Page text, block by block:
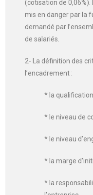
(cotisation de
mis en danger par la
demandé par
de salariés.
2- La définition des
l’encadrement :
* la qualification
* le niveau de
* le niveau
* la marge
* la